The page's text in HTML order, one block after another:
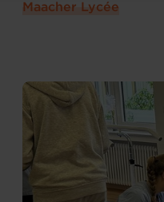
Maacher Lycée